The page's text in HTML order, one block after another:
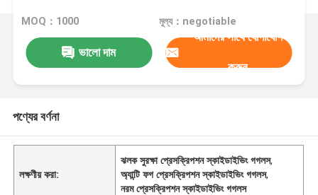
MOQ：1000 মূল্য：negotiable
ভালো দাম
আমাদের সাথে যোগাযোগ
করুন
পণ্যের বর্ণনা
লক্ষণীয় করা:
ঝলক সুরক্ষা প্রেসক্রিপশন স্কাইডাইভিং গগলস,
অ্যান্টি ফগ প্রেসক্রিপশন স্কাইডাইভিং গগলস,
নরম প্রেসক্রিপশন স্কাইডাইভিং গগলস